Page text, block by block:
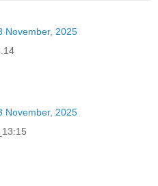
November, 2025
November, 2025